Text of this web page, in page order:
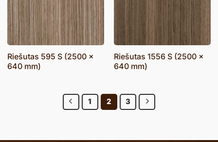
Riešutas 595 S (2500 x
640 mm)
Riešutas 1556 S (2500 x
640 mm)
1 2 3